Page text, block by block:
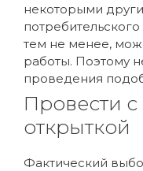
некоторыми
тем не менее,
работы. Поэтому
проведения
Провести
открыткой
Фактический